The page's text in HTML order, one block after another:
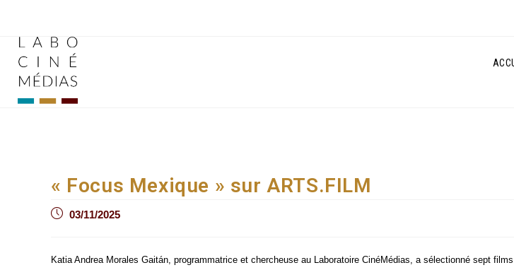
contenu
« Focus Mexique » sur ARTS.FILM
Post03/11/2025
Katia Andrea Morales Gaitán, pro­gram­ma­trice et cher­cheuse au Labo­ra­toire Ciné­Mé­dias, a sélec­tion­né sept